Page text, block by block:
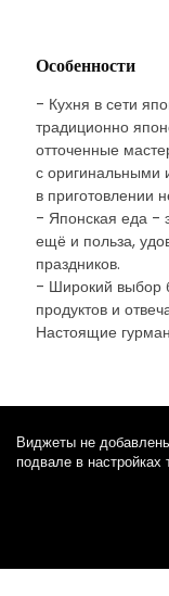
Особенности
- Кухня в сети
традиционно
отточенные
с
в приготовлении
- Японская еда -
ещё и польза,
праздников.
- Широкий выбор
продуктов и
Настоящие
Виджеты не
подвале в